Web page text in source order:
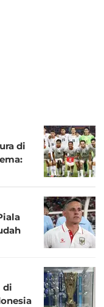
di
di